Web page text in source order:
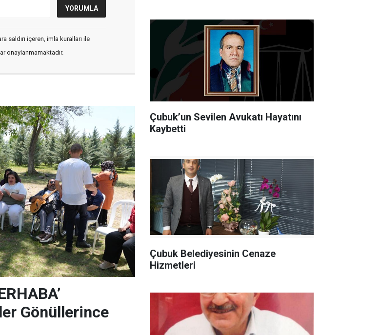
saldırı içeren, imla kuralları ile
onaylanmamaktadır.
Gönüllerince
Çubuk’un Sevilen Avukatı Hayatını
Kaybetti
Çubuk Belediyesinin Cenaze
Hizmetleri